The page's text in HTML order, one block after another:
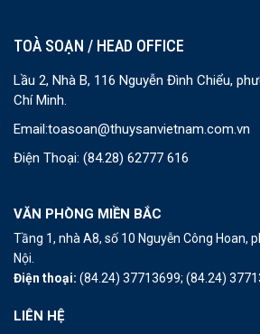
TOÀ SOẠN / HEAD OFFICE
Lầu 2, Nhà B, 116 Nguyễn Đình Chiểu,
Chí Minh.
Email:toasoan@thuysanvietnam.com.vn
Điện Thoại: (84.28) 62777 616
VĂN PHÒNG MIỀN BẮC
Tầng 1, nhà A8, số 10 Nguyễn Công Hoan,
Nội.
Điện thoại: (84.24) 37713699; (84.24)
LIÊN HỆ